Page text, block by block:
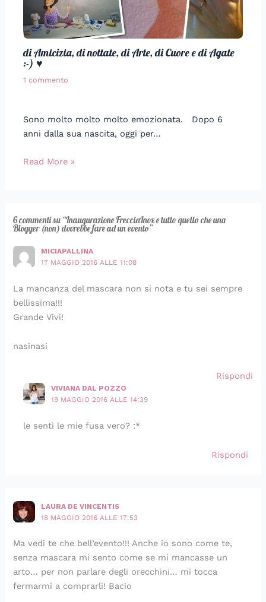
di Amicizia, di nottate, di Arte, di Cuore e di Agate
:-) ♥
1 commento
Sono molto molto molto emozionata. Dopo 6
anni dalla sua nascita, oggi per…
Read More »
6 commenti su “Inaugurazione FrecciaInox e tutto quello che una
Blogger (non) dovrebbe fare ad un evento”
MICIAPALLINA
17 MAGGIO 2016 ALLE 11:08
La mancanza del mascara non si nota e tu sei sempre
bellissima!!!
Grande Vivi!
nasinasi
Rispondi
VIVIANA DAL POZZO
19 MAGGIO 2016 ALLE 14:39
le senti le mie fusa vero? :*
Rispondi
LAURA DE VINCENTIS
18 MAGGIO 2016 ALLE 17:53
Ma vedi te che bell’evento!!! Anche io sono come te,
senza mascara mi sento come se mi mancasse un
arto… per non parlare degli orecchini… mi tocca
fermarmi a comprarli! Bacio